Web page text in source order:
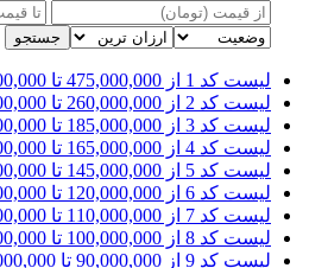
جستجو
لیست کد 1
از 475,000,000 تا 7,500,000,000 تومان
لیست کد 2
از 260,000,000 تا 1,650,000,000 تومان
لیست کد 3
از 185,000,000 تا 1,000,000,000 تومان
لیست کد 4
از 165,000,000 تا 1,000,000,000 تومان
لیست کد 5
از 145,000,000 تا 1,200,000,000 تومان
لیست کد 6
از 120,000,000 تا 1,200,000,000 تومان
لیست کد 7
از 110,000,000 تا 1,000,000,000 تومان
لیست کد 8
از 100,000,000 تا 800,000,000 تومان
لیست کد 9
از 90,000,000 تا 1,000,000,000 تومان